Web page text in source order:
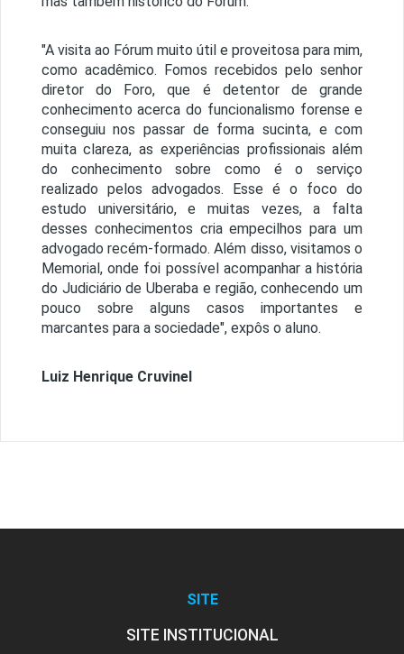
"A visita ao Fórum muito útil e proveitosa para mim,
como acadêmico. Fomos recebidos pelo senhor
diretor do Foro, que é detentor de grande
conhecimento acerca do funcionalismo forense e
conseguiu nos passar de forma sucinta, e com
muita clareza, as experiências profissionais além
do conhecimento sobre como é o serviço
realizado pelos advogados. Esse é o foco do
estudo universitário, e muitas vezes, a falta
desses conhecimentos cria empecilhos para um
advogado recém-formado. Além disso, visitamos o
Memorial, onde foi possível acompanhar a história
do Judiciário de Uberaba e região, conhecendo um
pouco sobre alguns casos importantes e
marcantes para a sociedade", expôs o aluno.
Luiz Henrique Cruvinel
SITE
SITE INSTITUCIONAL